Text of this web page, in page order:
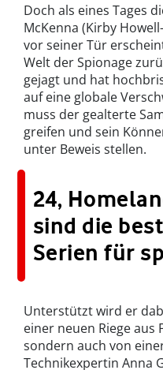
Doch als eines Tages
McKenna (Kirby
vor seiner Tür
Welt der Spionage
gejagt und hat
auf eine globale
muss der gealterte
greifen und sein
unter Beweis stellen.
24,
sind die
Serien für
Unterstützt wird er
einer neuen Riege aus
sondern auch von
Technikexpertin Anna